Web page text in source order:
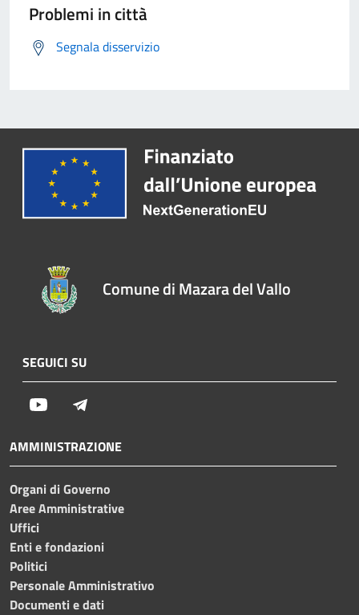
Problemi in città
Segnala disservizio
Comune di Mazara del Vallo
SEGUICI SU
Youtube
AMMINISTRAZIONE
Organi di Governo
Aree Amministrative
Uffici
Enti e fondazioni
Politici
Personale Amministrativo
Documenti e dati